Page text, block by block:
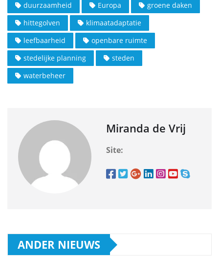
duurzaamheid Europa
groene daken
hittegolven
klimaatadaptatie
leefbaarheid
openbare ruimte
stedelijke planning
steden
waterbeheer
Miranda de Vrij
Site:
ANDER NIEUWS